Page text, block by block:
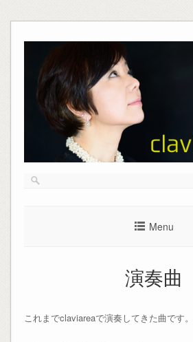
to
Menu
演奏曲
これまでclaviareaで演奏してきた曲です。